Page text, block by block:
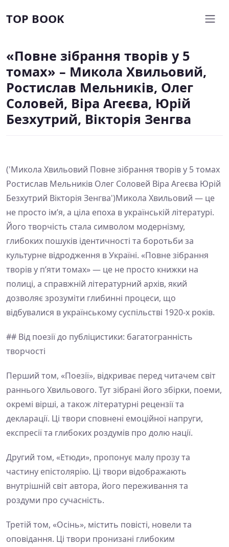
TOP BOOK
«Повне зібрання творів у 5
томах» – Микола Хвильовий,
Ростислав Мельників, Олег
Соловей, Віра Агеєва, Юрій
Безхутрий, Вікторія Зенгва
('Микола Хвильовий Повне зібрання творів у 5 томах
Ростислав Мельників Олег Соловей Віра Агеєва Юрій
Безхутрий Вікторія Зенгва')Микола Хвильовий — це
не просто ім’я, а ціла епоха в українській літературі.
Його творчість стала символом модернізму,
глибоких пошуків ідентичності та боротьби за
культурне відродження в Україні. «Повне зібрання
творів у п’яти томах» — це не просто книжки на
полиці, а справжній літературний архів, який
дозволяє зрозуміти глибинні процеси, що
відбувалися в українському суспільстві 1920-х років.
## Від поезії до публіцистики: багатогранність
творчості
Перший том, «Поезії», відкриває перед читачем світ
раннього Хвильового. Тут зібрані його збірки, поеми,
окремі вірші, а також літературні рецензії та
декларації. Ці твори сповнені емоційної напруги,
експресії та глибоких роздумів про долю нації.
Другий том, «Етюди», пропонує малу прозу та
частину епістолярію. Ці твори відображають
внутрішній світ автора, його переживання та
роздуми про сучасність.
Третій том, «Осінь», містить повісті, новели та
оповідання. Ці твори пронизані глибоким